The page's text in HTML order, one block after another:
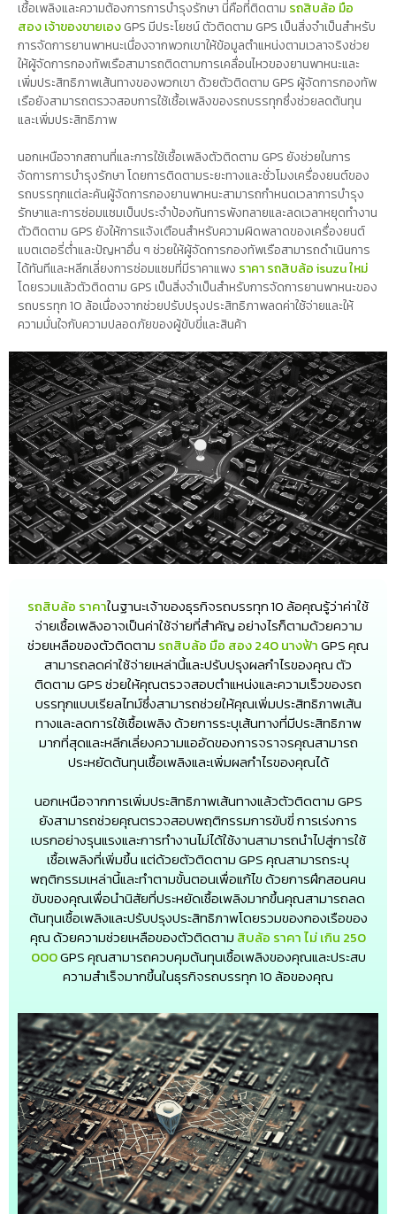
เชื้อเพลิงและความต้องการการบำรุงรักษา นี่คือที่ติดตาม รถสิบล้อ มือ
สอง เจ้าของขายเองGPS มีประโยชน์ ตัวติดตาม GPS เป็นสิ่งจำเป็นสำหรับ
การจัดการยานพาหนะเนื่องจากพวกเขาให้ข้อมูลตำแหน่งตามเวลาจริงช่วย
ให้ผู้จัดการกองทัพเรือสามารถติดตามการเคลื่อนไหวของยานพาหนะและ
เพิ่มประสิทธิภาพเส้นทางของพวกเขา ด้วยตัวติดตาม GPS ผู้จัดการกองทัพ
เรือยังสามารถตรวจสอบการใช้เชื้อเพลิงของรถบรรทุกซึ่งช่วยลดต้นทุน
และเพิ่มประสิทธิภาพ
นอกเหนือจากสถานที่และการใช้เชื้อเพลิงตัวติดตาม GPS ยังช่วยในการ
จัดการการบำรุงรักษา โดยการติดตามระยะทางและชั่วโมงเครื่องยนต์ของ
รถบรรทุกแต่ละคันผู้จัดการกองยานพาหนะสามารถกำหนดเวลาการบำรุง
รักษาและการซ่อมแซมเป็นประจำป้องกันการพังทลายและลดเวลาหยุดทำงาน
ตัวติดตาม GPS ยังให้การแจ้งเตือนสำหรับความผิดพลาดของเครื่องยนต์
แบตเตอรี่ต่ำและปัญหาอื่น ๆ ช่วยให้ผู้จัดการกองทัพเรือสามารถดำเนินการ
ได้ทันทีและหลีกเลี่ยงการซ่อมแซมที่มีราคาแพง ราคา รถสิบล้อ isuzu ใหม่
โดยรวมแล้วตัวติดตาม GPS เป็นสิ่งจำเป็นสำหรับการจัดการยานพาหนะของ
รถบรรทุก 10 ล้อเนื่องจากช่วยปรับปรุงประสิทธิภาพลดค่าใช้จ่ายและให้
ความมั่นใจกับความปลอดภัยของผู้ขับขี่และสินค้า
รถสิบล้อ ราคาในฐานะเจ้าของธุรกิจรถบรรทุก 10 ล้อคุณรู้ว่าค่าใช้
จ่ายเชื้อเพลิงอาจเป็นค่าใช้จ่ายที่สำคัญ อย่างไรก็ตามด้วยความ
ช่วยเหลือของตัวติดตาม รถสิบล้อ มือ สอง 240 นางฟ้าGPS คุณ
สามารถลดค่าใช้จ่ายเหล่านี้และปรับปรุงผลกำไรของคุณ ตัว
ติดตาม GPS ช่วยให้คุณตรวจสอบตำแหน่งและความเร็วของรถ
บรรทุกแบบเรียลไทม์ซึ่งสามารถช่วยให้คุณเพิ่มประสิทธิภาพเส้น
ทางและลดการใช้เชื้อเพลิง ด้วยการระบุเส้นทางที่มีประสิทธิภาพ
มากที่สุดและหลีกเลี่ยงความแออัดของการจราจรคุณสามารถ
ประหยัดต้นทุนเชื้อเพลิงและเพิ่มผลกำไรของคุณได้
นอกเหนือจากการเพิ่มประสิทธิภาพเส้นทางแล้วตัวติดตาม GPS
ยังสามารถช่วยคุณตรวจสอบพฤติกรรมการขับขี่ การเร่งการ
เบรกอย่างรุนแรงและการทำงานไม่ได้ใช้งานสามารถนำไปสู่การใช้
เชื้อเพลิงที่เพิ่มขึ้น แต่ด้วยตัวติดตาม GPS คุณสามารถระบุ
พฤติกรรมเหล่านี้และทำตามขั้นตอนเพื่อแก้ไข ด้วยการฝึกสอนคน
ขับของคุณเพื่อนำนิสัยที่ประหยัดเชื้อเพลิงมากขึ้นคุณสามารถลด
ต้นทุนเชื้อเพลิงและปรับปรุงประสิทธิภาพโดยรวมของกองเรือของ
คุณ ด้วยความช่วยเหลือของตัวติดตาม สิบล้อ ราคา ไม่ เกิน 250
000GPS คุณสามารถควบคุมต้นทุนเชื้อเพลิงของคุณและประสบ
ความสำเร็จมากขึ้นในธุรกิจรถบรรทุก 10 ล้อของคุณ